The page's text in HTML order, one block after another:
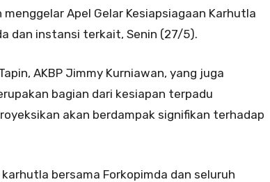
Apel Gelar Kesiapsiagaan Karhutla
dan instansi terkait, Senin (27/5).
AKBP Jimmy Kurniawan, yang juga
bagian dari kesiapan terpadu
akan berdampak signifikan terhadap
bersama Forkopimda dan seluruh